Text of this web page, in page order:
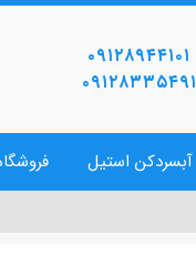
۰۹۱۲۸۹۴۴۱۰۱
۰۹۱۲۸۳۳۵۴۹۱
آبسردکن استیل